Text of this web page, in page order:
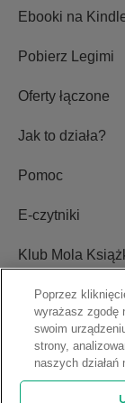
Ebooki na
Pobierz Legimi
Oferty łączone
Jak to działa?
Pomoc
E-czytniki
Klub Mola
Ustawienia
Blog
Relacje
Poprzez
wyrażasz zgodę
swoim
strony,
naszych działań